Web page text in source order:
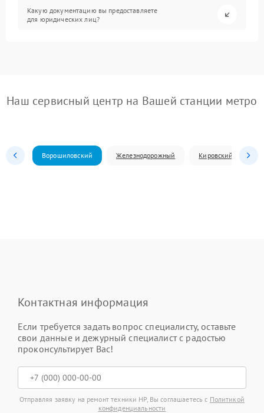
Какую документацию вы предоставляете
для юридических лиц?
Наш сервисный центр на Вашей станции метро
Ворошиловский Железнодорожный Кировский
Контактная информация
Если требуется задать вопрос специалисту, оставьте
свои данные и дежурный специалист с радостью
проконсультирует Вас!
Отправляя заявку на ремонт техники HP, Вы соглашаетесь с Политикой
конфиденциальности